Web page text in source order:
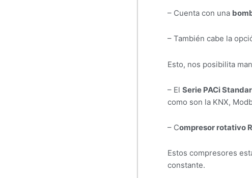
– Cuenta con una
– También cabe la
Esto, nos posibilita
– El Serie PACi
como son la KNX,
– Compresor rotativo
Estos compresores
constante.